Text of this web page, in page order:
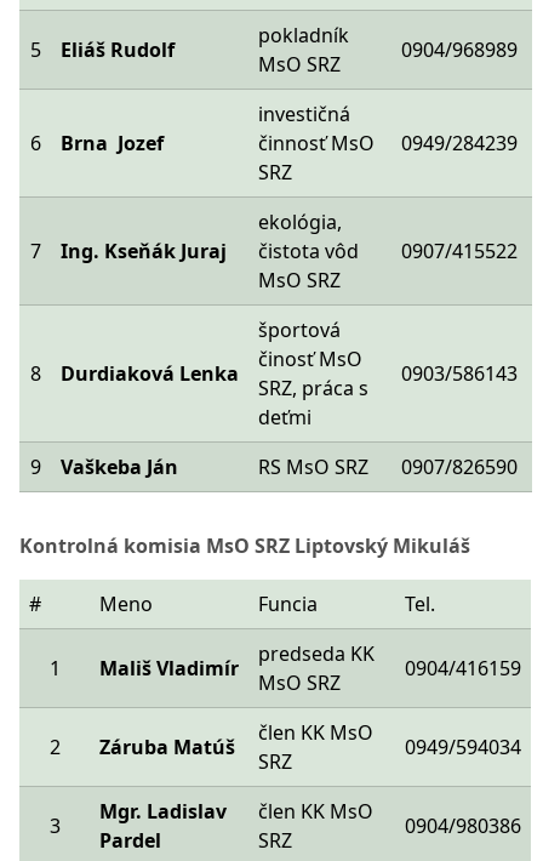
5 Eliáš Rudolf
pokladník
MsO SRZ
0904/968989
6 Brna Jozef
investičná
činnosť MsO
SRZ
0949/284239
7 Ing. Kseňák Juraj
ekológia,
čistota vôd
MsO SRZ
0907/415522
8 Durdiaková Lenka
športová
činosť MsO
SRZ, práca s
deťmi
0903/586143
9 Vaškeba Ján RS MsO SRZ 0907/826590
Kontrolná komisia MsO SRZ Liptovský Mikuláš
# Meno Funcia Tel.
1 Mališ Vladimír
predseda KK
MsO SRZ
0904/416159
2 Záruba Matúš
člen KK MsO
SRZ
0949/594034
3
Mgr. Ladislav
Pardel
člen KK MsO
SRZ
0904/980386